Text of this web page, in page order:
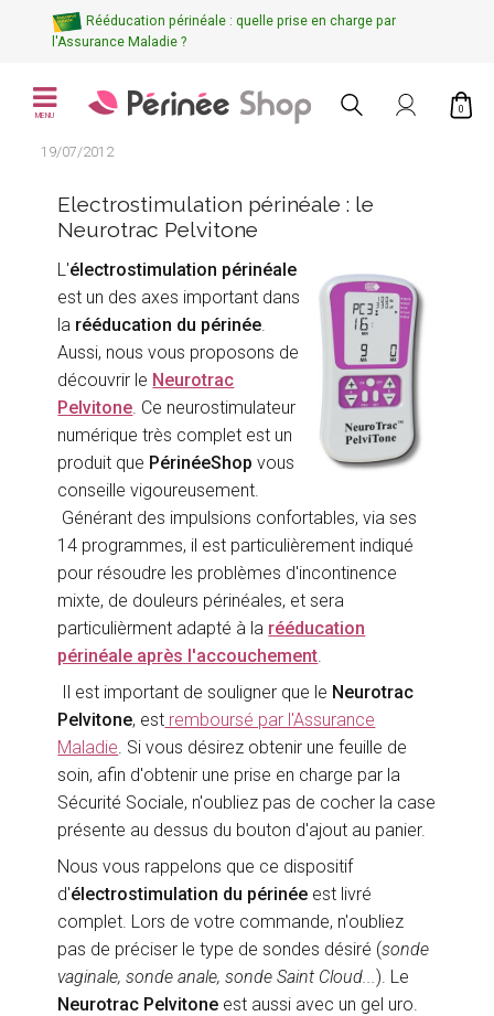
Rééducation périnéale : quelle prise en charge par
l'Assurance Maladie ?
MENU
0
19/07/2012
Electrostimulation périnéale : le
Neurotrac Pelvitone
L'électrostimulation périnéale
est un des axes important dans
la rééducation du périnée
Aussi, nous vous proposons de
découvrir le Neurotrac
Pelvitone . Ce neurostimulateur
numérique très complet est un
produit que PérinéeShop vous
conseille vigoureusement.
Générant des impulsions confortables, via ses
14 programmes, il est particulièrement indiqué
pour résoudre les problèmes d'incontinence
mixte, de douleurs périnéales, et sera
particulièrment adapté à la rééducation
périnéale après l'accouchement
Il est important de souligner que le Neurotrac
Pelvitone, est remboursé par l'Assurance
Maladie . Si vous désirez obtenir une feuille de
soin, afin d'obtenir une prise en charge par la
Sécurité Sociale, n'oubliez pas de cocher la case
présente au dessus du bouton d'ajout au panier.
Nous vous rappelons que ce dispositif
d'électrostimulation du périnée est livré
complet. Lors de votre commande, n'oubliez
pas de préciser le type de sondes désiré (sonde
vaginale, sonde anale, sonde Saint Cloud...). Le
Neurotrac Pelvitone est aussi avec un gel uro.